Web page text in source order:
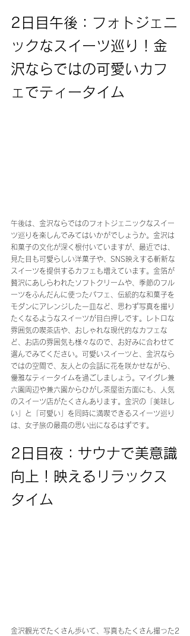
2日目午後：フォトジェニ
ックなスイーツ巡り！金
沢ならではの可愛いカフ
ェでティータイム
午後は、金沢ならではのフォトジェニックなスイー
ツ巡りを楽しんでみてはいかがでしょうか。金沢は
和菓子の文化が深く根付いていますが、最近では、
見た目も可愛らしい洋菓子や、SNS映えする斬新な
スイーツを提供するカフェも増えています。金箔が
贅沢にあしらわれたソフトクリームや、季節のフル
ーツをふんだんに使ったパフェ、伝統的な和菓子を
モダンにアレンジした一皿など、思わず写真を撮り
たくなるようなスイーツが目白押しです。レトロな
雰囲気の喫茶店や、おしゃれな現代的なカフェな
ど、お店の雰囲気も様々なので、お好みに合わせて
選んでみてください。可愛いスイーツと、金沢なら
ではの空間で、友人との会話に花を咲かせながら、
優雅なティータイムを過ごしましょう。マイグレ兼
六園周辺や兼六園からひがし茶屋街方面にも、人気
のスイーツ店がたくさんあります。金沢の「美味し
い」と「可愛い」を同時に満喫できるスイーツ巡り
は、女子旅の最高の思い出になるはずです。
2日目夜：サウナで美意識
向上！映えるリラックス
タイム
金沢観光でたくさん歩いて、写真もたくさん撮った2